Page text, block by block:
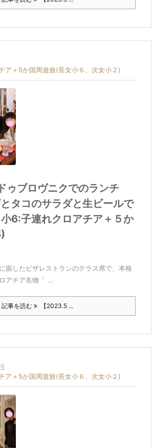
ア＋5か国周遊旅(長女小６、次女小２)
ゥブロヴニクでのランチ
タコのサラダと生ビールで
6:子連れクロアチア＋５か
面したピザレストランのテラス席で、本格
アチア名物「 ...
記事を読む 【2023.5 ...
ア＋5か国周遊旅(長女小６、次女小２)